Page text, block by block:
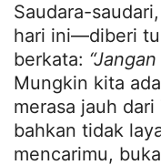
Saudara-
hari ini—diberi
berkata:
Mungkin kita
merasa jauh
bahkan tidak
mencarimu,